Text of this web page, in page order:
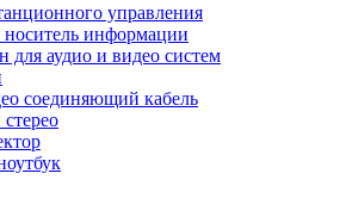
управления
информации
для аудио и видео систем
соединяющий кабель